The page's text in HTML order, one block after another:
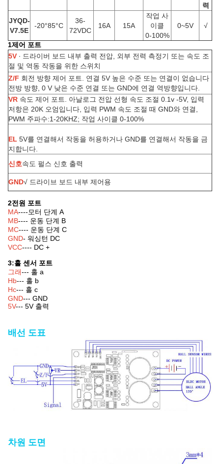
력
JYQD-
V7.5E
-20°85°C
36-
72VDC
16A 15A
작업 사
이클
0-100%
0~5V √
1제어 포트
5V ∙ 드라이버 보드 내부 출력 전압, 외부 전력 측정기 또는 속도 조
절 및 역동 작동을 위한 스위치
Z/F 회전 방향 제어 포트. 연결 5V 높은 수준 또는 연결이 없습니다
전방 방향, 0 V 낮은 수준 연결 또는 GND에 연결 역방향입니다.
VR 속도 제어 포트. 아날로그 전압 선형 속도 조절 0.1v -5V, 입력
저항은 20K 오엄입니다, 입력 PWM 속도 조절 때 GND와 연결,
PWM 주파수:1-20KHZ; 작업 사이클 0-100%
EL 5V를 연결해서 작동을 허용하거나 GND를 연결해서 작동을 금
지합니다.
신호속도 펄스 신호 출력
GND√ 드라이브 보드 내부 제어용
2전원 포트
MA----모터 단계 A
MB---- 운동 단계 B
MC---- 운동 단계 C
GND- 워싱턴 DC
VCC---- DC +
3:홀 센서 포트
그래--- 홀 a
Hb--- 홀 b
Hc--- 홀 c
GND--- GND
5V--- 5V 출력
배선 도표
차원 도면